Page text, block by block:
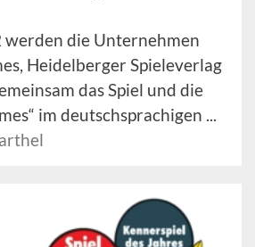
werden die Unternehmen
Heidelberger Spieleverlag
das Spiel und die
im deutschsprachigen ...